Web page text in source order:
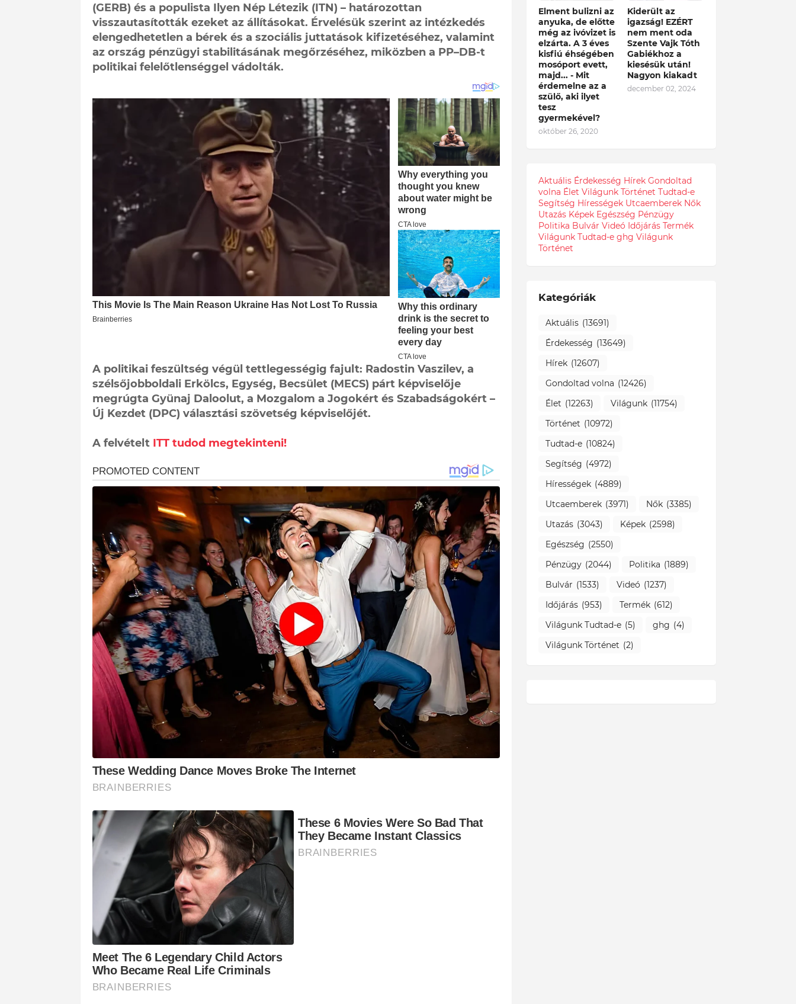
(GERB) és a populista Ilyen Nép Létezik (ITN) – határozottan
visszautasították ezeket az állításokat. Érvelésük szerint az intézkedés
elengedhetetlen a bérek és a szociális juttatások kifizetéséhez, valamint
az ország pénzügyi stabilitásának megőrzéséhez, miközben a PP–DB-t
politikai felelőtlenséggel vádolták.
A politikai feszültség végül tettlegességig fajult: Radostin Vaszilev, a
szélsőjobboldali Erkölcs, Egység, Becsület (MECS) párt képviselője
megrúgta Gyünaj Daloolut, a Mozgalom a Jogokért és Szabadságokért –
Új Kezdet (DPC) választási szövetség képviselőjét.
A felvételt ITT tudod megtekinteni!
Elment bulizni az
anyuka, de előtte
még az ivóvizet is
elzárta. A 3 éves
kisfiú éhségében
mosóport evett,
majd... - Mit
érdemelne az a
szülő, aki ilyet
tesz
gyermekével?
október 26, 2020
Kiderült az
igazság! EZÉRT
nem ment oda
Szente Vajk Tóth
Gabiékhoz a
kiesésük után!
Nagyon kiakadt
december 02, 2024
Aktuális Érdekesség Hírek Gondoltad
volna Élet Világunk Történet Tudtad-e
Segítség Hírességek Utcaemberek Nők
Utazás Képek Egészség Pénzügy
Politika Bulvár Videó Időjárás Termék
Világunk Tudtad-e ghg Világunk
Történet
Kategóriák
Aktuális (13691)
Érdekesség (13649)
Hírek (12607)
Gondoltad volna (12426)
Élet (12263) Világunk (11754)
Történet (10972)
Tudtad-e (10824)
Segítség (4972)
Hírességek (4889)
Utcaemberek (3971) Nők (3385)
Utazás (3043) Képek (2598)
Egészség (2550)
Pénzügy (2044) Politika (1889)
Bulvár (1533) Videó (1237)
Időjárás (953) Termék (612)
Világunk Tudtad-e (5) ghg (4)
Világunk Történet (2)